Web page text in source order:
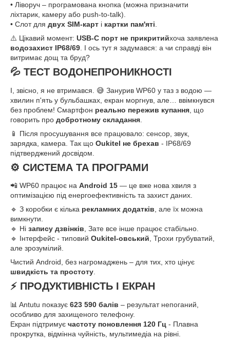
• Ліворуч – програмована кнопка (можна призначити
ліхтарик, камеру або push-to-talk).
• Слот для двух SIM-карт і картки пам'яті
⚠️ Цікавий момент: USB-C порт не прикритийхоча заявлена
водозахист IP68/69 . І ось тут я задумався: а чи справді він
витримає дощ та бруд?
💦 ТЕСТ ВОДОНЕПРОНИКНОСТІ
І, звісно, я не втримався. 😅 Занурив WP60 у таз з водою —
хвилин п'ять у бульбашках, екран моргнув, але… ввімкнувся
без проблем! Смартфон реально пережив купання , що
говорить про добротному складання
📱 Після просушування все працювало: сенсор, звук,
зарядка, камера. Так що Oukitel не брехав - IP68/69
підтверджений досвідом.
⚙️ СИСТЕМА ТА ПРОГРАМИ
📲 WP60 працює на Android 15 — це вже нова хвиля з
оптимізацією під енергоефективність та захист даних.
🔹 З коробки є кілька рекламних додатків, але їх можна
вимкнути.
🔹 Ні запису дзвінків, Зате все інше працює стабільно.
🔹 Інтерфейс - типовий Oukitel-овський, Трохи грубуватий,
але зрозумілий.
Чистий Android, без нагромаджень – для тих, хто цінує
швидкість та простоту.
⚡ ПРОДУКТИВНІСТЬ І ЕКРАН
📊 Antutu показує 623 590 балів – результат непоганий,
особливо для захищеного телефону.
Екран підтримує частоту поновлення 120 Гц - Плавна
прокрутка, відмінна чуйність, мультимедіа на рівні.